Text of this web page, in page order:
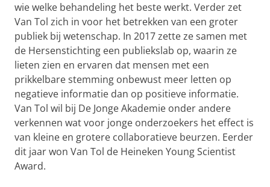
wie welke behandeling het beste werkt. Verder zet
Van Tol zich in voor het betrekken van een groter
publiek bij wetenschap. In 2017 zette ze samen met
de Hersenstichting een publiekslab op, waarin ze
lieten zien en ervaren dat mensen met een
prikkelbare stemming onbewust meer letten op
negatieve informatie dan op positieve informatie.
Van Tol wil bij De Jonge Akademie onder andere
verkennen wat voor jonge onderzoekers het effect is
van kleine en grotere collaboratieve beurzen. Eerder
dit jaar won Van Tol de Heineken Young Scientist
Award.